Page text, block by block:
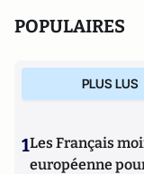
POPULAIRES
PLUS LUS
1Les Français
européenne